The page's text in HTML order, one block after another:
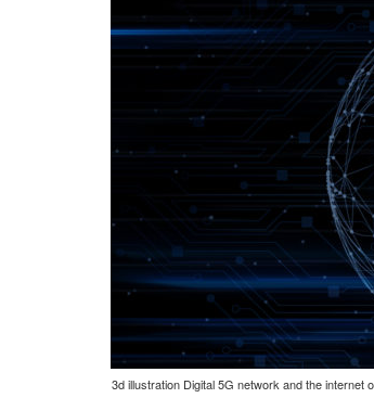
3d illustration Digital 5G network and the